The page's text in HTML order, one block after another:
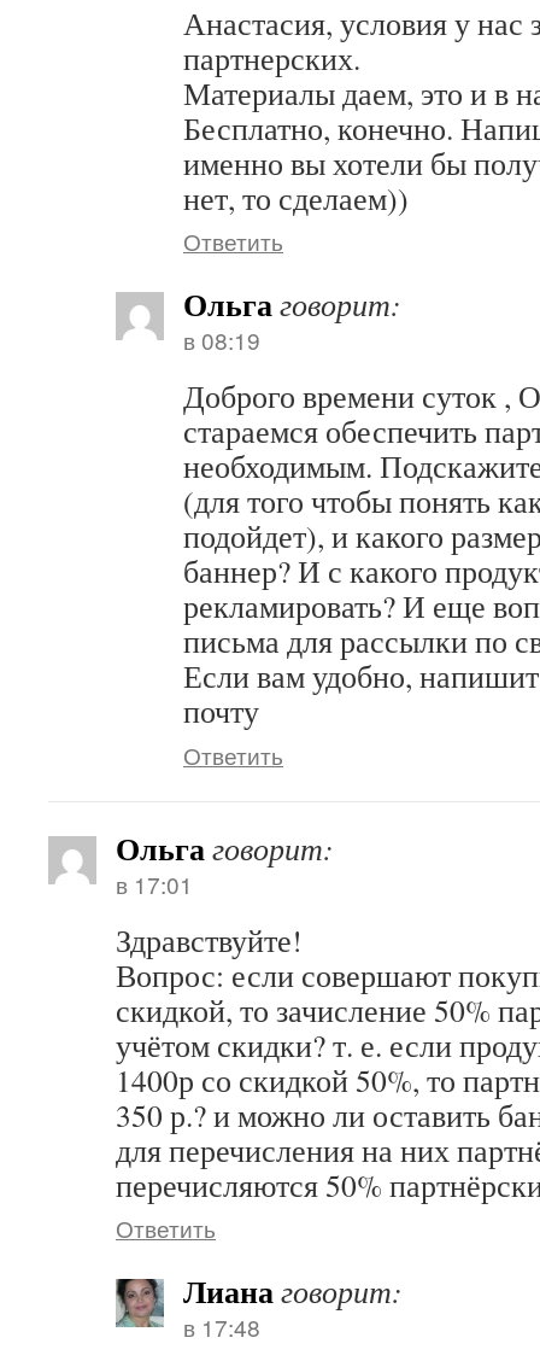
Анастасия, условия у нас
партнерских.
Материалы даем, это и в
Бесплатно, конечно.
именно вы хотели бы
нет, то сделаем))
Ответить
Ольгаговорит:
в 08:19
Доброго времени суток ,
стараемся обеспечить
необходимым.
(для того чтобы понять
подойдет), и какого
баннер? И с какого
рекламировать? И еще
письма для рассылки по
Если вам удобно,
почту
Ответить
Ольгаговорит:
в 17:01
Здравствуйте!
Вопрос: если совершают
скидкой, то зачисление 50%
учётом скидки? т. е. если
1400р со скидкой 50%, то
350 р.? и можно ли оставить
для перечисления на них
перечисляются 50%
Ответить
Лианаговорит:
в 17:48